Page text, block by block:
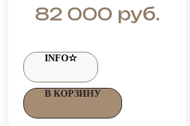
ПРОГУЛОК ДО -35 ГРАДУСОВ
82 000 руб.
INFO✫
В КОРЗИНУ